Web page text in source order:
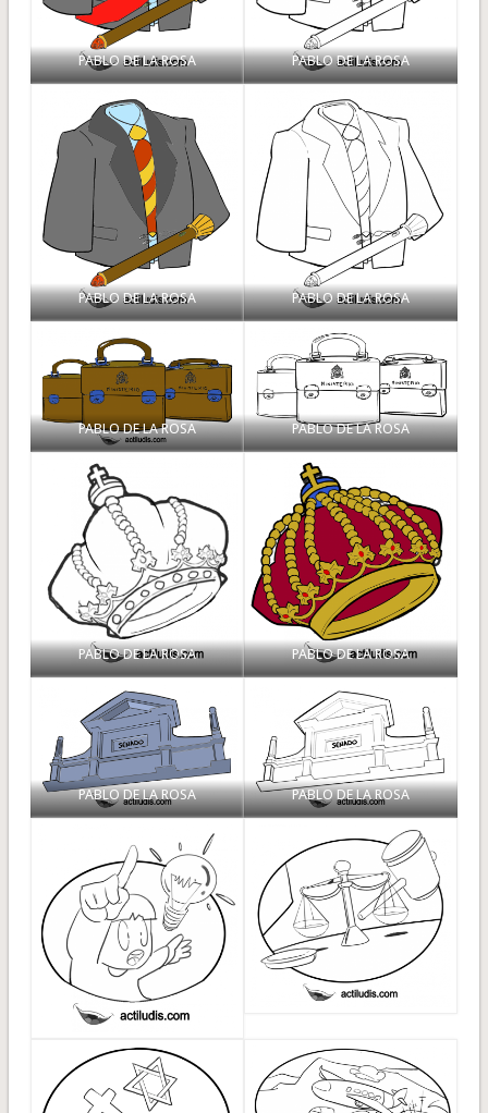
PABLO DE LA ROSA PABLO DE LA ROSA
PABLO DE LA ROSA PABLO DE LA ROSA
PABLO DE LA ROSA PABLO DE LA ROSA
PABLO DE LA ROSA PABLO DE LA ROSA
PABLO DE LA ROSA PABLO DE LA ROSA